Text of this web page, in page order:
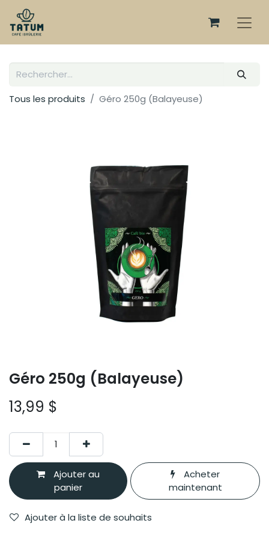
Tous les produits Géro 250g (Balayeuse)
Géro 250g (Balayeuse)
13,99 $
Ajouter au
panier
Acheter
maintenant
Ajouter à la liste de souhaits